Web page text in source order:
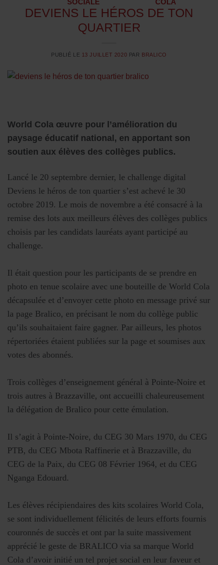
SOCIALE COLA
DEVIENS LE HÉROS DE TON
QUARTIER
PUBLIÉ LE 13 JUILLET 2020 PAR BRALICO
World Cola œuvre pour l’amélioration du
paysage éducatif national, en apportant son
soutien aux élèves des collèges publics.
Lancé le 20 septembre dernier, le challenge digital
Deviens le héros de ton quartier s’est achevé le 30
octobre 2019. Le mois de novembre a été consacré à la
remise des lots aux meilleurs élèves des collèges publics
choisis par les candidats lauréats ayant participé au
challenge.
Il était question pour les participants de se prendre en
photo en tenue scolaire avec une bouteille de World Cola
décapsulée et d’envoyer cette photo en message privé sur
la page Bralico, en précisant le nom du collège public
qu’ils souhaitaient faire gagner. Par ailleurs, les photos
répertoriées étaient publiées sur la page et soumises aux
votes des abonnés.
Trois collèges d’enseignement général à Pointe-Noire et
trois autres à Brazzaville, ont accueilli chaleureusement
la délégation de Bralico pour cette émulation.
Il s’agit à Pointe-Noire, du CEG 30 Mars 1970, du CEG
PTB, du CEG Mbota Raffinerie et à Brazzaville, du
CEG de la Paix, du CEG 08 Février 1964, et du CEG
Nganga Edouard.
Les élèves récipiendaires des kits scolaires World Cola,
se sont individuellement félicités de leurs efforts fournis
couronnés de succès et ont par la suite massivement
apprécié le geste de BRALICO via sa marque World
Cola d’avoir initié un tel projet social en leur faveur et